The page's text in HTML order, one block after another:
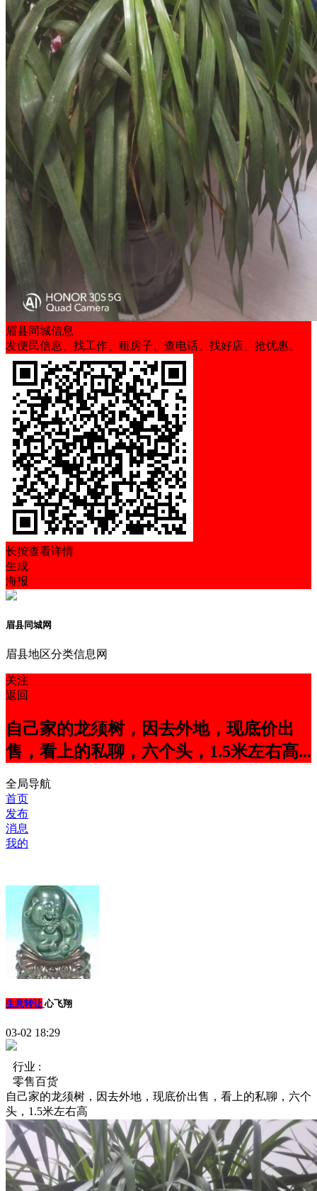
眉县同城信息
发便民信息、找工作、租房子、查电话、找好店、抢优惠。
长按查看详情
生成
海报
眉县同城网
眉县地区分类信息网
关注
返回
自己家的龙须树，因去外地，现底价出
售，看上的私聊，六个头，1.5米左右高...
全局导航
首页
发布
消息
我的
生意转让 心飞翔
03-02 18:29
行业 :
零售百货
自己家的龙须树，因去外地，现底价出售，看上的私聊，六个
头，1.5米左右高